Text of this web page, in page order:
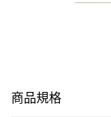
商品規格